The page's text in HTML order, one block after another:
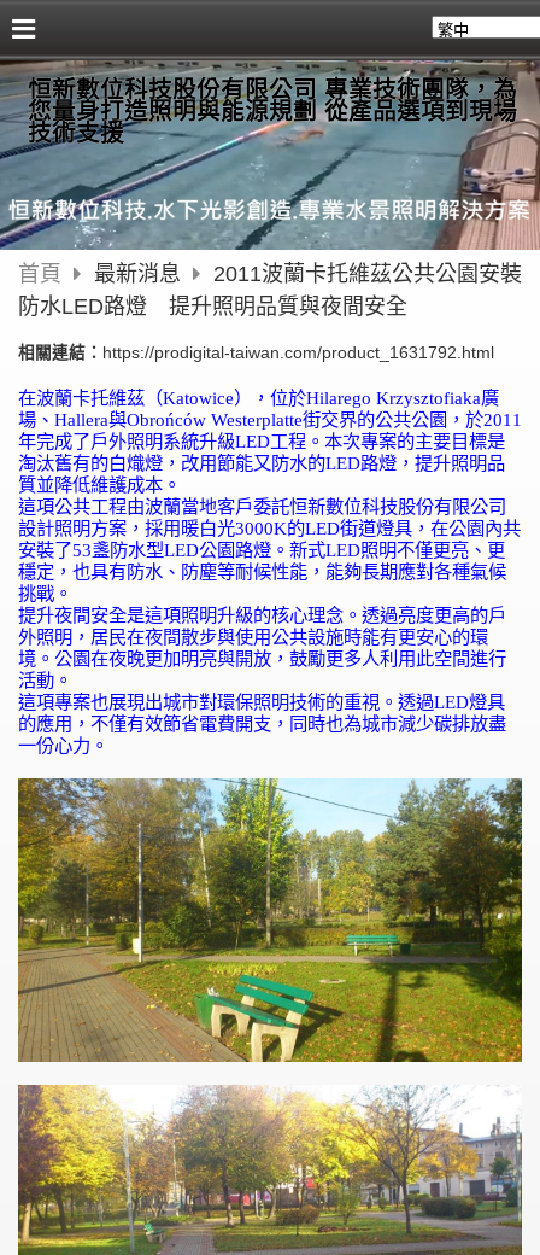
恒新數位科技股份有限公司 專業技術團隊，為
您量身打造照明與能源規劃 從產品選項到現場
技術支援
首頁 最新消息
2011波蘭卡托維茲公共公園安裝
防水LED路燈 提升照明品質與夜間安全
相關連結： https://prodigital-taiwan.com/product_1631792.html
在波蘭卡托維茲（Katowice），位於Hilarego Krzysztofiaka廣
場、 Hallera與Obrońców Westerplatte街交界的公共公園，於2011
年完成了戶外照明系統升級LED工程。本次專案的主要目標是
淘汰舊有的白熾燈，改用節能又防水的LED路燈，提升照明品
質並降低維護成本。
這項公共工程由波蘭當地客戶委託恒新數位科技股份有限公司
設計照明方案，採用暖白光3000K的LED街道燈具，在公園內共
安裝了53盞防水型LED公園路燈。新式LED照明不僅更亮、更
穩定，也具有防水、防塵等耐候性能，能夠長期應對各種氣候
挑戰。
提升夜間安全是這項照明升級的核心理念。透過亮度更高的戶
外照明，居民在夜間散步與使用公共設施時能有更安心的環
境。公園在夜晚更加明亮與開放，鼓勵更多人利用此空間進行
活動。
這項專案也展現出城市對環保照明技術的重視。透過LED燈具
的應用，不僅有效節省電費開支，同時也為城市減少碳排放盡
一份心力。